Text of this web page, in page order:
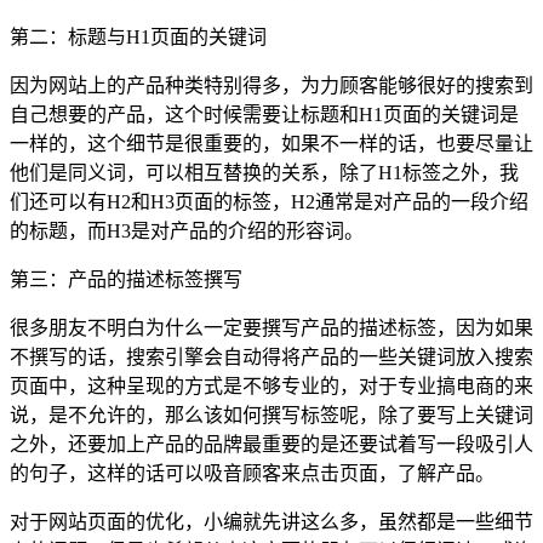
第二：标题与H1页面的关键词
因为网站上的产品种类特别得多，为力顾客能够很好的搜索到
自己想要的产品，这个时候需要让标题和H1页面的关键词是
一样的，这个细节是很重要的，如果不一样的话，也要尽量让
他们是同义词，可以相互替换的关系，除了H1标签之外，我
们还可以有H2和H3页面的标签，H2通常是对产品的一段介绍
的标题，而H3是对产品的介绍的形容词。
第三：产品的描述标签撰写
很多朋友不明白为什么一定要撰写产品的描述标签，因为如果
不撰写的话，搜索引擎会自动得将产品的一些关键词放入搜索
页面中，这种呈现的方式是不够专业的，对于专业搞电商的来
说，是不允许的，那么该如何撰写标签呢，除了要写上关键词
之外，还要加上产品的品牌最重要的是还要试着写一段吸引人
的句子，这样的话可以吸音顾客来点击页面，了解产品。
对于网站页面的优化，小编就先讲这么多，虽然都是一些细节